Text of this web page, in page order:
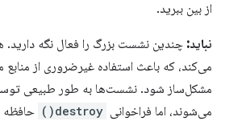
از بین ببرید.
نباید: چندین نشست بزرگ را فعال نگه
می‌کند، که باعث استفاده غیرضروری از
مشکل‌ساز شود. نشست‌ها به طور طبیعی توسط
می‌شوند، اما فراخوانی destroy() حافظه